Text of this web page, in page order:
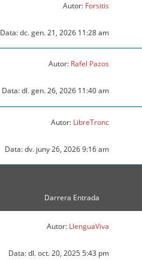
Autor: Forsitis
Data: dc. gen. 21, 2026 11:28 am
Autor: Rafel Pazos
Data: dl. gen. 26, 2026 11:40 am
Autor: LibreTronc
Data: dv. juny 26, 2026 9:16 am
Darrera Entrada
Autor: LlenguaViva
Data: dl. oct. 20, 2025 5:43 pm